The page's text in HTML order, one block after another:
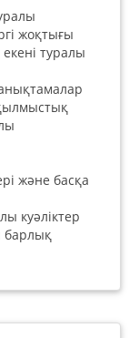
жоқтығы
туралы
және басқа
куәліктер
барлық